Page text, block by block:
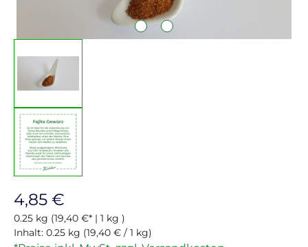
Regulärer Preis:
4,85 €
0.25 kg (19,40 €* | 1 kg )
Inhalt: 0.25 kg (19,40 € / 1 kg)